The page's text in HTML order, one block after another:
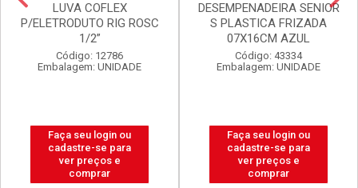
LUVA COFLEX
P/ELETRODUTO RIG ROSC
1/2”
Código: 12786
Embalagem: UNIDADE
Faça seu login ou
cadastre-se para
ver preços e
comprar
DESEMPENADEIRA SENIOR
S PLASTICA FRIZADA
07X16CM AZUL
Código: 43334
Embalagem: UNIDADE
Faça seu login ou
cadastre-se para
ver preços e
comprar